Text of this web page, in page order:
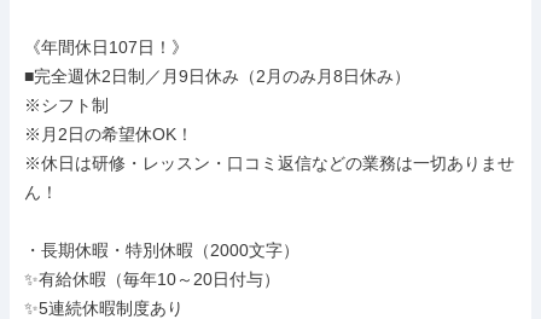
《年間休日107日！》
■完全週休2日制／月9日休み（2月のみ月8日休み）
※シフト制
※月2日の希望休OK！
※休日は研修・レッスン・口コミ返信などの業務は一切ありませ
ん！
・長期休暇・特別休暇（2000文字）
✨有給休暇（毎年10～20日付与）
✨5連続休暇制度あり